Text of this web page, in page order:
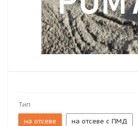
Тип
на отсеве
на отсеве с ПМД